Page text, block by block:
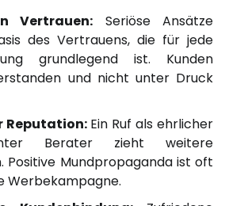
Vertrauen: Seriöse Ansätze
des Vertrauens, die für jede
grundlegend ist. Kunden
und nicht unter Druck
Reputation:Ein Ruf als ehrlicher
Berater zieht weitere
Positive Mundpropaganda ist oft
Werbekampagne.